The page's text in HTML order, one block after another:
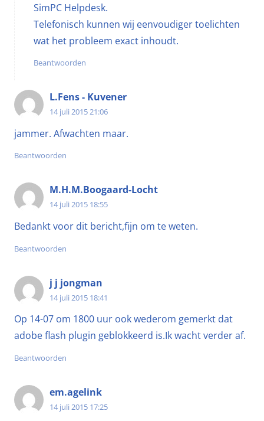
SimPC Helpdesk.
Telefonisch kunnen wij eenvoudiger toelichten
wat het probleem exact inhoudt.
Beantwoorden
L.Fens - Kuvener
14 juli 2015 21:06
jammer. Afwachten maar.
Beantwoorden
M.H.M.Boogaard-Locht
14 juli 2015 18:55
Bedankt voor dit bericht,fijn om te weten.
Beantwoorden
j j jongman
14 juli 2015 18:41
Op 14-07 om 1800 uur ook wederom gemerkt dat
adobe flash plugin geblokkeerd is.Ik wacht verder af.
Beantwoorden
em.agelink
14 juli 2015 17:25